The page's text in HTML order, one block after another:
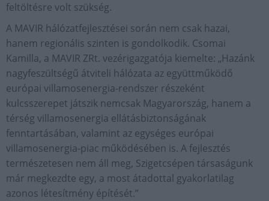
feltöltésre volt szükség.
A MAVIR hálózatfejlesztései során nem csak hazai,
hanem regionális szinten is gondolkodik. Csomai
Kamilla, a MAVIR ZRt. vezérigazgatója kiemelte: „Hazánk
nagyfeszültségű átviteli hálózata az együttműködő
európai villamosenergia-rendszer részeként
kulcsszerepet játszik nemcsak Magyarország, hanem a
térség villamosenergia ellátásbiztonságának
fenntartásában, valamint az egységes európai
villamosenergia-piac működésében is. A fejlesztés
természetesen nem áll meg, Szigetcsépen társaságunk
már megkezdte egy, a most átadottal gyakorlatilag
azonos létesítmény építését.”